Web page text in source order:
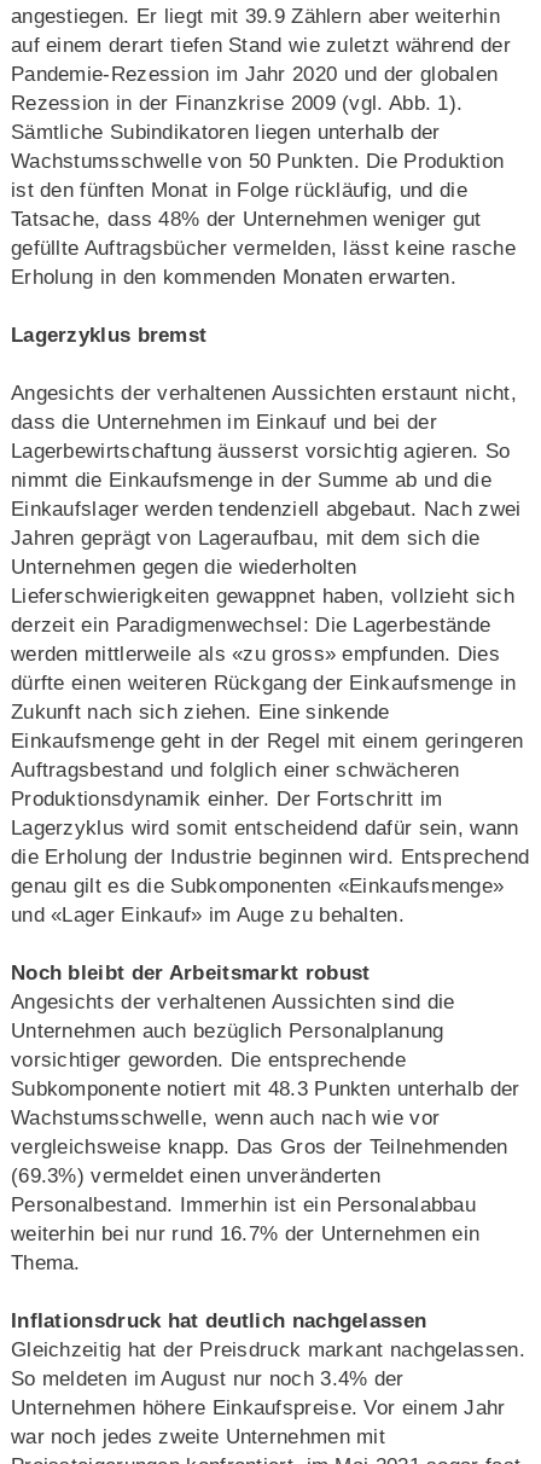
angestiegen. Er liegt mit 39.9 Zählern aber weiterhin
auf einem derart tiefen Stand wie zuletzt während der
Pandemie-Rezession im Jahr 2020 und der globalen
Rezession in der Finanzkrise 2009 (vgl. Abb. 1).
Sämtliche Subindikatoren liegen unterhalb der
Wachstumsschwelle von 50 Punkten. Die Produktion
ist den fünften Monat in Folge rückläufig, und die
Tatsache, dass 48% der Unternehmen weniger gut
gefüllte Auftragsbücher vermelden, lässt keine rasche
Erholung in den kommenden Monaten erwarten.
Lagerzyklus bremst
Angesichts der verhaltenen Aussichten erstaunt nicht,
dass die Unternehmen im Einkauf und bei der
Lagerbewirtschaftung äusserst vorsichtig agieren. So
nimmt die Einkaufsmenge in der Summe ab und die
Einkaufslager werden tendenziell abgebaut. Nach zwei
Jahren geprägt von Lageraufbau, mit dem sich die
Unternehmen gegen die wiederholten
Lieferschwierigkeiten gewappnet haben, vollzieht sich
derzeit ein Paradigmenwechsel: Die Lagerbestände
werden mittlerweile als «zu gross» empfunden. Dies
dürfte einen weiteren Rückgang der Einkaufsmenge in
Zukunft nach sich ziehen. Eine sinkende
Einkaufsmenge geht in der Regel mit einem geringeren
Auftragsbestand und folglich einer schwächeren
Produktionsdynamik einher. Der Fortschritt im
Lagerzyklus wird somit entscheidend dafür sein, wann
die Erholung der Industrie beginnen wird. Entsprechend
genau gilt es die Subkomponenten «Einkaufsmenge»
und «Lager Einkauf» im Auge zu behalten.
Noch bleibt der Arbeitsmarkt robust
Angesichts der verhaltenen Aussichten sind die
Unternehmen auch bezüglich Personalplanung
vorsichtiger geworden. Die entsprechende
Subkomponente notiert mit 48.3 Punkten unterhalb der
Wachstumsschwelle, wenn auch nach wie vor
vergleichsweise knapp. Das Gros der Teilnehmenden
(69.3%) vermeldet einen unveränderten
Personalbestand. Immerhin ist ein Personalabbau
weiterhin bei nur rund 16.7% der Unternehmen ein
Thema.
Inflationsdruck hat deutlich nachgelassen
Gleichzeitig hat der Preisdruck markant nachgelassen.
So meldeten im August nur noch 3.4% der
Unternehmen höhere Einkaufspreise. Vor einem Jahr
war noch jedes zweite Unternehmen mit